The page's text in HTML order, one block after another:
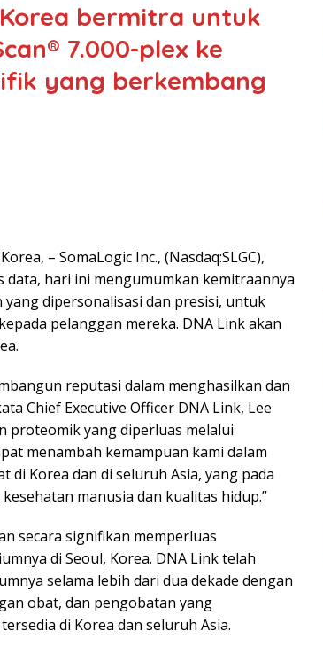
bermitra untuk
7.000-plex ke
yang berkembang
– SomaLogic Inc., (Nasdaq:SLGC),
hari ini mengumumkan kemitraannya
dipersonalisasi dan presisi, untuk
pelanggan mereka. DNA Link akan
reputasi dalam menghasilkan dan
Chief Executive Officer DNA Link, Lee
proteomik yang diperluas melalui
menambah kemampuan kami dalam
Korea dan di seluruh Asia, yang pada
manusia dan kualitas hidup.”
secara signifikan memperluas
di Seoul, Korea. DNA Link telah
selama lebih dari dua dekade dengan
obat, dan pengobatan yang
di Korea dan seluruh Asia.